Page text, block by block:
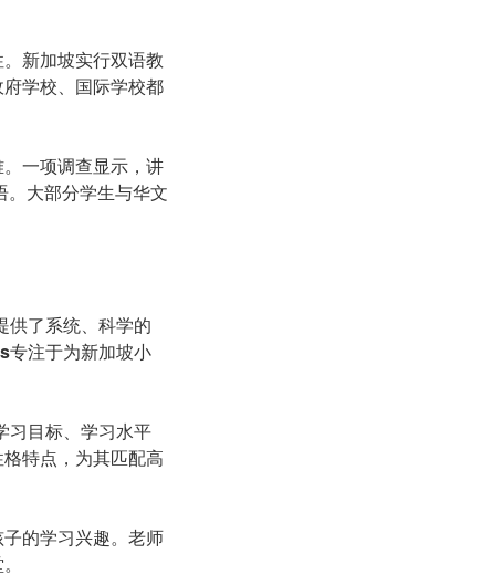
新加坡实行双语教
学校、国际学校都
一项调查显示，讲
大部分学生与华文
供了系统、科学的
专注于为新加坡小
习目标、学习水平
特点，为其匹配高
的学习兴趣。老师